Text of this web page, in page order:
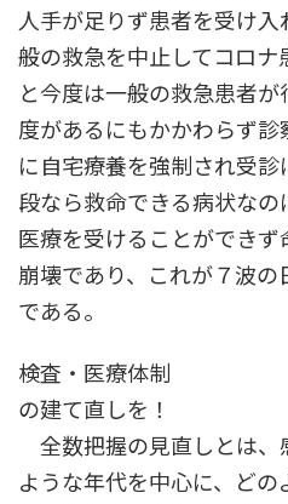
人手が足りず患者を受け
般の救急を中止してコロナ
と今度は一般の救急患者
度があるにもかかわらず
に自宅療養を強制され受
段なら救命できる病状な
医療を受けることができ
崩壊であり、これが７波の
である。
検査・医療体制
の建て直しを！
全数把握の見直しとは、
ような年代を中心に、ど